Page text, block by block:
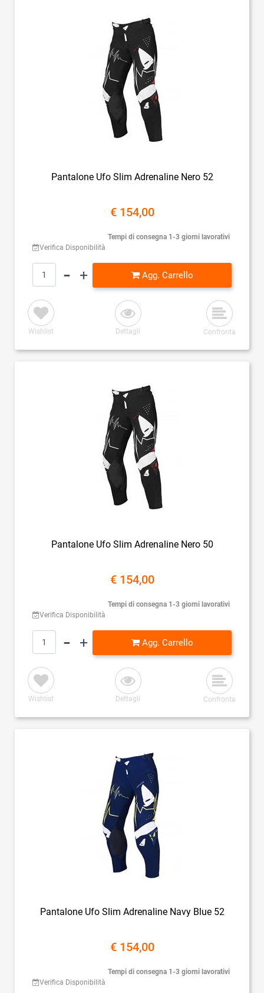
Pantalone Ufo Slim Adrenaline Nero 52
€ 154,00
Verifica Disponibilità
Tempi di consegna 1-3 giorni lavorativi
Quantità
Agg. Carrello
Wishlist Dettagli Confronta
Pantalone Ufo Slim Adrenaline Nero 50
€ 154,00
Verifica Disponibilità
Tempi di consegna 1-3 giorni lavorativi
Quantità
Agg. Carrello
Wishlist Dettagli Confronta
Pantalone Ufo Slim Adrenaline Navy Blue 52
€ 154,00
Verifica Disponibilità
Tempi di consegna 1-3 giorni lavorativi